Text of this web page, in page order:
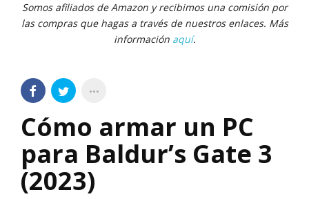
Somos afiliados de Amazon y recibimos una comisión por
las compras que hagas a través de nuestros enlaces. Más
información aquí.
Cómo armar un PC
para Baldur’s Gate 3
(2023)